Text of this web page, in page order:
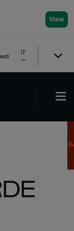
View
IT